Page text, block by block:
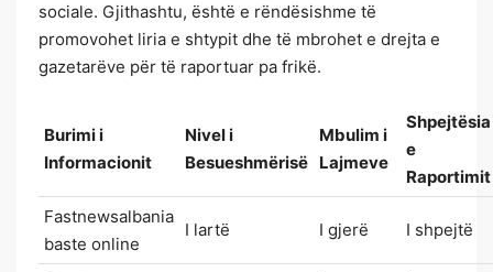
sociale. Gjithashtu, është e rëndësishme të
promovohet liria e shtypit dhe të mbrohet e drejta e
gazetarëve për të raportuar pa frikë.
Burimi i
Informacionit
Nivel i
Besueshmërisë
Mbulim i
Lajmeve
Shpejtësia
e
Raportimit
Fastnewsalbania
baste online
I lartë I gjerë I shpejtë